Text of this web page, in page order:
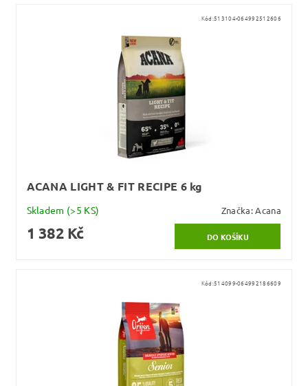
Kód:513104-064992512606
ACANA LIGHT & FIT RECIPE 6 kg
Skladem (>5 KS) Značka:Acana
1 382 Kč
Kód:514099-064992186609